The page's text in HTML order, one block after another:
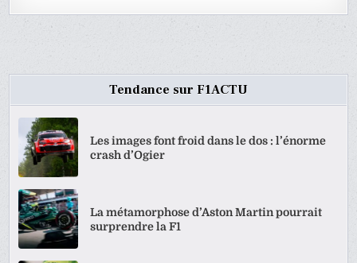
Tendance sur F1ACTU
Les images font froid dans le dos : l’énorme
crash d’Ogier
La métamorphose d’Aston Martin pourrait
surprendre la F1